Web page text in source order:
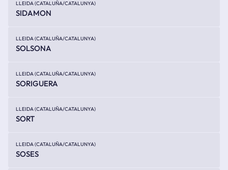
LLEIDA (CATALUÑA/CATALUNYA)
SIDAMON
LLEIDA (CATALUÑA/CATALUNYA)
SOLSONA
LLEIDA (CATALUÑA/CATALUNYA)
SORIGUERA
LLEIDA (CATALUÑA/CATALUNYA)
SORT
LLEIDA (CATALUÑA/CATALUNYA)
SOSES